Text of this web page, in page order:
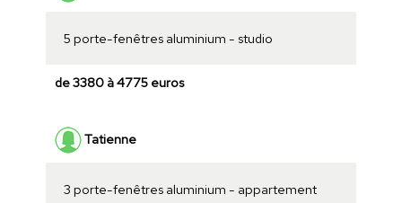
5 porte-fenêtres aluminium - studio
de 3380 à 4775 euros
Tatienne
3 porte-fenêtres aluminium - appartement